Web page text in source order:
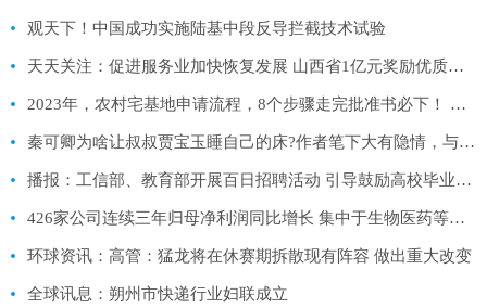
观天下！中国成功实施陆基中段反导拦截技术试验
天天关注：促进服务业加快恢复发展 山西省1亿元奖励优质零售企业
2023年，农村宅基地申请流程，8个步骤走完批准书必下！ 全球球精选
秦可卿为啥让叔叔贾宝玉睡自己的床?作者笔下大有隐情，与焦大无关
播报：工信部、教育部开展百日招聘活动 引导鼓励高校毕业生到中小企业工作
426家公司连续三年归母净利润同比增长 集中于生物医药等五大行业
环球资讯：高管：猛龙将在休赛期拆散现有阵容 做出重大改变
全球讯息：朔州市快递行业妇联成立